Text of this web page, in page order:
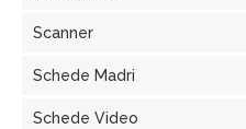
Scanner
Schede Madri
Schede Video